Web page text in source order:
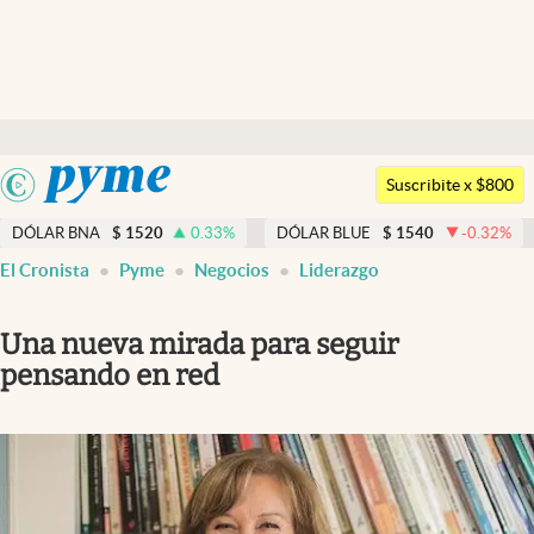
Argentina
Members
Economía y Política
Finanzas y Mercados
Negocios
Otras secciones
Apertura
Suscribite x $800
DÓLAR BNA $ 1520 0.33% DÓLAR BLUE $ 1540 -0.32%
El Cronista Pyme Negocios Liderazgo
Una nueva mirada para seguir
pensando en red